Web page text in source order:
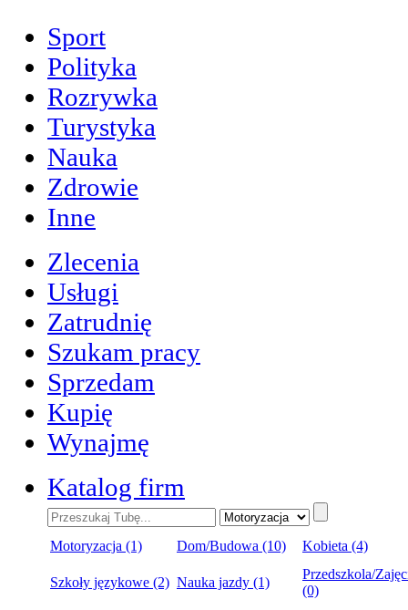
Sport
Polityka
Rozrywka
Turystyka
Nauka
Zdrowie
Inne
Zlecenia
Usługi
Zatrudnię
Szukam pracy
Sprzedam
Kupię
Wynajmę
Katalog firm
Motoryzacja (1) Dom/Budowa (10) Kobieta (4)
Szkoły językowe (2) Nauka jazdy (1)
Przedszkola/
(0)